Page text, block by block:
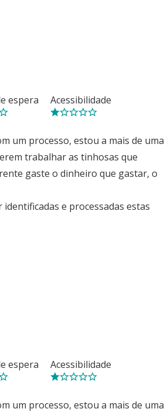
espera Acessibilidade
um processo, estou a mais de uma
trabalhar as tinhosas que
gaste o dinheiro que gastar, o
e processadas estas
espera Acessibilidade
um processo, estou a mais de uma